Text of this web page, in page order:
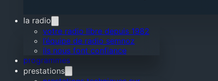
la radio
votre radio libre depuis 1982
l’équipe de radio semnoz
ils nous font confiance
programmes
prestations